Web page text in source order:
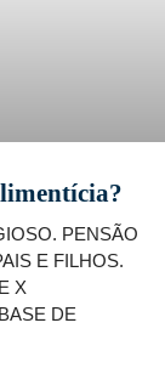
PENSÃO
E FILHOS.
X
DE